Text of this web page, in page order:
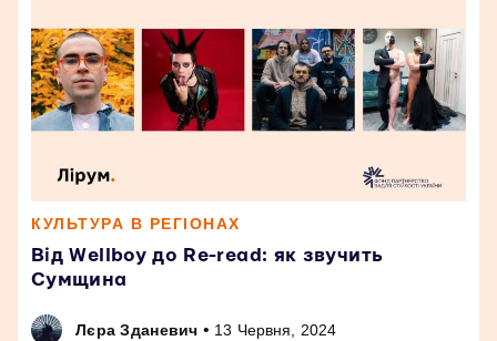
КУЛЬТУРА В РЕГІОНАХ
Від Wellboy до Re-read: як звучить
Сумщина
Лєра Зданевич • 13 Червня, 2024